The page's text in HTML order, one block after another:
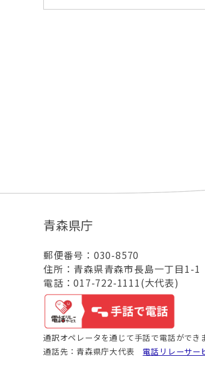
青森県庁
郵便番号：030-8570
住所：青森県青森市長島一丁目1-1
電話：017-722-1111(大代表)
通訳オペレータを通じて手話で電話ができ
通話先：青森県庁大代表 電話リレーサー